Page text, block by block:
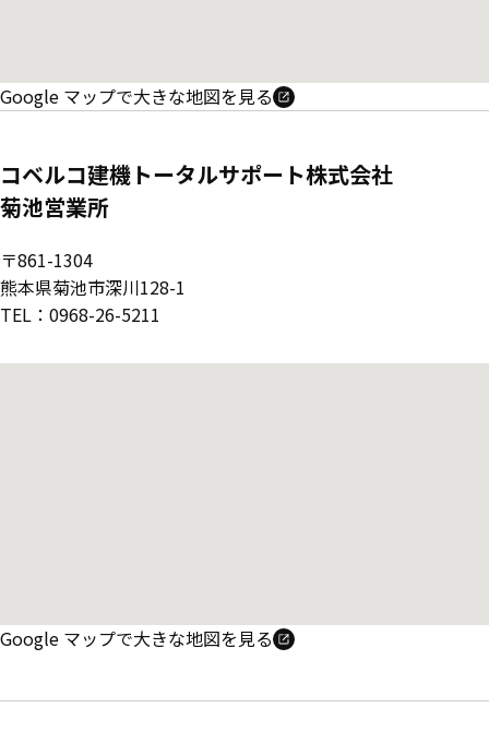
Google マップで大きな地図を見る
コベルコ建機トータルサポート株式会社
菊池営業所
〒861-1304
熊本県菊池市深川128-1
TEL：0968-26-5211
Google マップで大きな地図を見る